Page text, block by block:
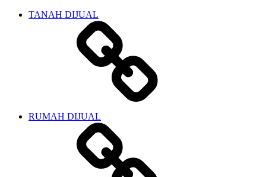
TANAH DIJUAL
RUMAH DIJUAL